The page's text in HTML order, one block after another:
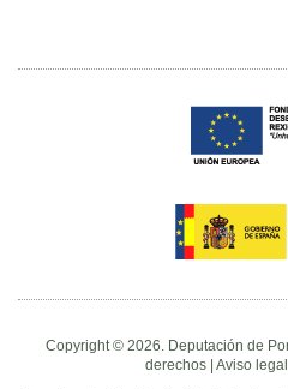
Copyright © 2026. Deputación de
derechos | Aviso legal